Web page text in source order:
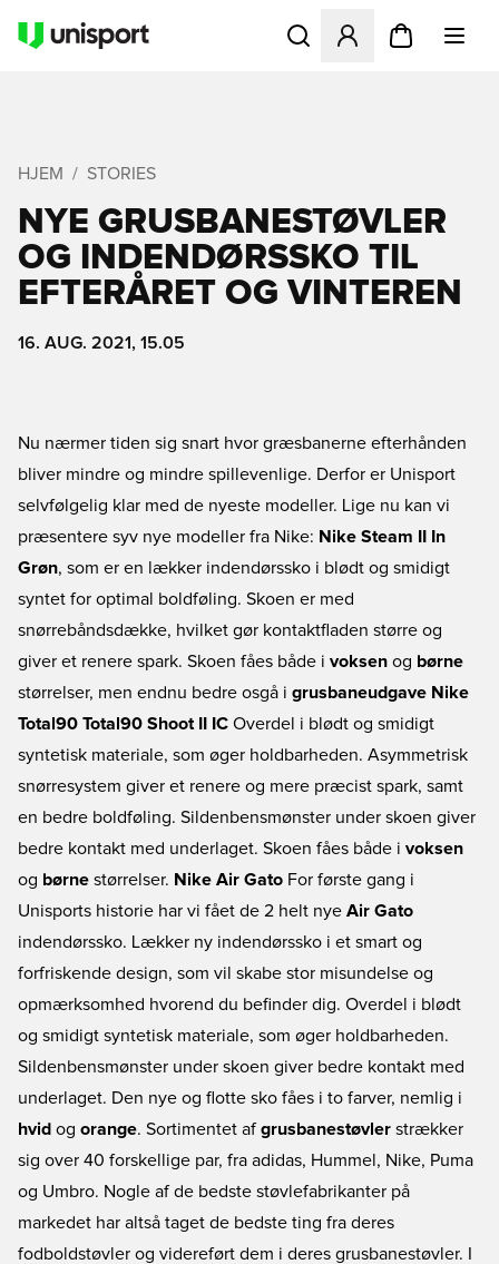
Åbner en Modal til at
HJEM STORIES
NYE GRUSBANESTØVLER
OG INDENDØRSSKO TIL
EFTERÅRET OG VINTEREN
16. AUG. 2021, 15.05
Nu nærmer tiden sig snart hvor græsbanerne efterhånden
bliver mindre og mindre spillevenlige. Derfor er Unisport
selvfølgelig klar med de nyeste modeller. Lige nu kan vi
præsentere syv nye modeller fra Nike: Nike Steam II In
Grøn, som er en lækker indendørssko i blødt og smidigt
syntet for optimal boldføling. Skoen er med
snørrebåndsdække, hvilket gør kontaktfladen større og
giver et renere spark. Skoen fåes både i voksen og børne
størrelser, men endnu bedre osgå i grusbaneudgave Nike
Total90 Total90 Shoot II IC Overdel i blødt og smidigt
syntetisk materiale, som øger holdbarheden. Asymmetrisk
snørresystem giver et renere og mere præcist spark, samt
en bedre boldføling. Sildenbensmønster under skoen giver
bedre kontakt med underlaget. Skoen fåes både i voksen
og børne størrelser. Nike Air Gato For første gang i
Unisports historie har vi fået de 2 helt nye Air Gato
indendørssko. Lækker ny indendørssko i et smart og
forfriskende design, som vil skabe stor misundelse og
opmærksomhed hvorend du befinder dig. Overdel i blødt
og smidigt syntetisk materiale, som øger holdbarheden.
Sildenbensmønster under skoen giver bedre kontakt med
underlaget. Den nye og flotte sko fåes i to farver, nemlig i
hvid og orange. Sortimentet afgrusbanestøvler strækker
sig over 40 forskellige par, fra adidas, Hummel, Nike, Puma
og Umbro. Nogle af de bedste støvlefabrikanter på
markedet har altså taget de bedste ting fra deres
fodboldstøvler og videreført dem i deres grusbanestøvler. I